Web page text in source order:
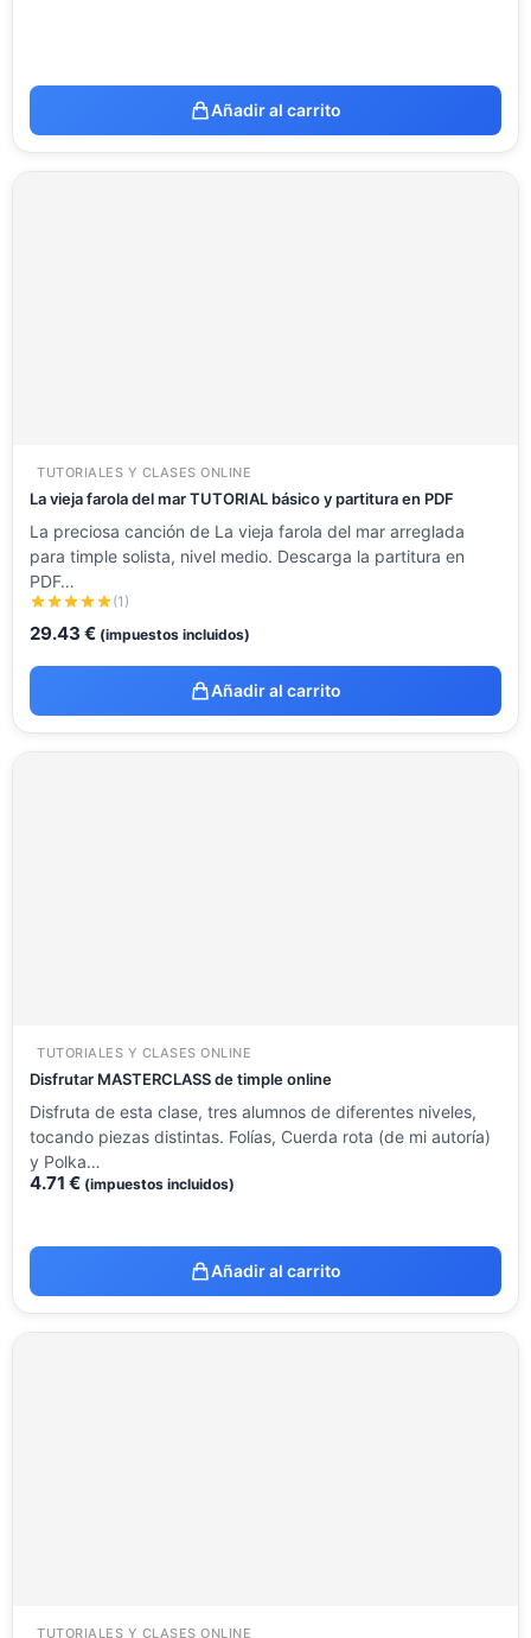
Añadir al carrito
TUTORIALES Y CLASES ONLINE
La vieja farola del mar TUTORIAL básico y partitura en PDF
La preciosa canción de La vieja farola del mar arreglada
para timple solista, nivel medio. Descarga la partitura en
PDF…
(1)
29.43 € (impuestos incluidos)
Añadir al carrito
TUTORIALES Y CLASES ONLINE
Disfrutar MASTERCLASS de timple online
Disfruta de esta clase, tres alumnos de diferentes niveles,
tocando piezas distintas. Folías, Cuerda rota (de mi autoría)
y Polka…
4.71 € (impuestos incluidos)
Añadir al carrito
TUTORIALES Y CLASES ONLINE